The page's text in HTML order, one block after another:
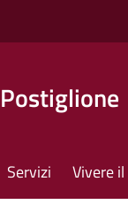
Servizi Vivere